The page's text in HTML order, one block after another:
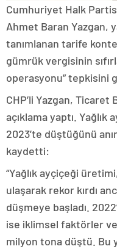
Cumhuriyet Halk
Ahmet Baran Yazgan,
tanımlanan tarife
gümrük vergisinin
operasyonu” tepkisini
CHP’li Yazgan, Ticaret
açıklama yaptı.
2023’te düştüğünü
kaydetti:
“Yağlık ayçiçeği
ulaşarak rekor kırdı
düşmeye başladı.
ise iklimsel faktörler ve
milyon tona düştü. Bu